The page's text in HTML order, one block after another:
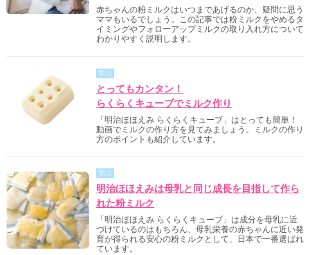
赤ちゃんの粉ミルクはいつまであげるのか、疑問に思う
ママもいるでしょう。この記事では粉ミルクをやめるタ
イミングやフォローアップミルクの取り入れ方について
わかりやすく説明します。
学ぶ
とってもカンタン！
らくらくキューブでミルク作り
「明治ほほえみ らくらくキューブ」はとっても簡単！
動画でミルクの作り方を見てみましょう。ミルクの作り
方のポイントも紹介しています。
学ぶ
明治ほほえみは母乳と同じ成長を目指して作ら
れた粉ミルク
「明治ほほえみ らくらくキューブ」は成分を母乳に近
づけているのはもちろん、母乳栄養の赤ちゃんに近い発
育が得られる安心の粉ミルクとして、日本で一番選ばれ
ています。